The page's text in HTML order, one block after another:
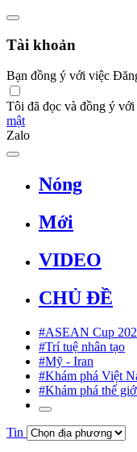
Tài khoản
Bạn đồng ý với việc
Tôi đã đọc và đồng ý với
mật
Zalo
Nóng
Mới
VIDEO
CHỦ ĐỀ
#ASEAN Cup
#Trí tuệ nhân tạo
#Mỹ - Iran
#Khám phá Việt
#Khám phá thế
Tin